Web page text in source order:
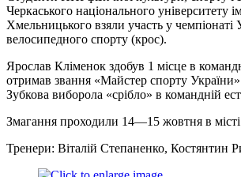
Черкаського національного університету
Хмельницького взяли участь у чемпіонаті
велосипедного спорту (крос).
Ярослав Кліменок здобув 1 місце в
отримав звання «Майстер спорту
Зубкова виборола «срібло» в командній
Змагання проходили 14—15 жовтня в
Тренери: Віталій Степаненко, Костянтин